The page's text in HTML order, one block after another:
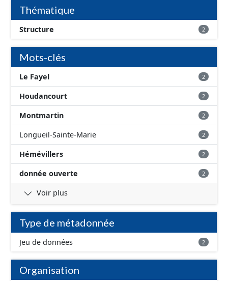
Économiques. Ce lot ne contient pas la référence aux
terrains à vocation économique à ce jour. Il est filtré au-
delà des prescriptions du CNIG se limitant aux SCI.
Thématique
Structure 2
Mots-clés
Le Fayel 2
Houdancourt 2
Montmartin 2
Longueil-Sainte-Marie 2
Hémévillers 2
donnée ouverte 2
Voir plus
Type de métadonnée
Jeu de données 2
Organisation